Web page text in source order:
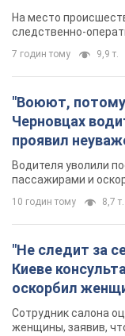
протокол. Видео
На место
следственно-
7 годин тому 9,9 т.
"Воюют,
Черновцах
проявил
военным и
Видео
Водителя уволили
пассажирами и
10 годин тому 8,7 т.
"Не следит за
Киеве
оскорбил
химиотерапии,
Фото
Сотрудник салона
женщины, заявив,